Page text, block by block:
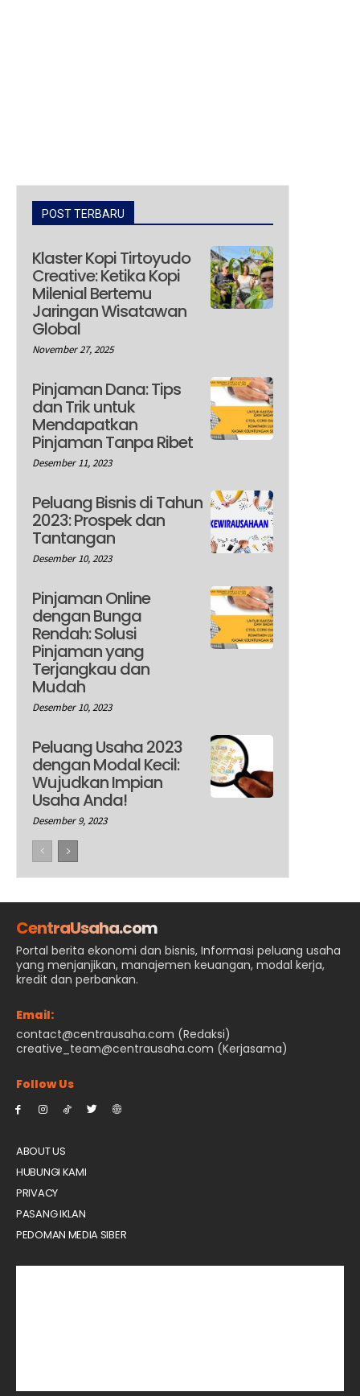
POST TERBARU
Klaster Kopi Tirtoyudo
Creative: Ketika Kopi
Milenial Bertemu
Jaringan Wisatawan
Global
November 27, 2025
Pinjaman Dana: Tips
dan Trik untuk
Mendapatkan
Pinjaman Tanpa Ribet
Desember 11, 2023
Peluang Bisnis di Tahun
2023: Prospek dan
Tantangan
Desember 10, 2023
Pinjaman Online
dengan Bunga
Rendah: Solusi
Pinjaman yang
Terjangkau dan
Mudah
Desember 10, 2023
Peluang Usaha 2023
dengan Modal Kecil:
Wujudkan Impian
Usaha Anda!
Desember 9, 2023
CentraUsaha.com
Portal berita ekonomi dan bisnis, Informasi peluang usaha
yang menjanjikan, manajemen keuangan, modal kerja,
kredit dan perbankan.
Email:
contact@centrausaha.com (Redaksi)
creative_team@centrausaha.com (Kerjasama)
Follow Us
ABOUT US
HUBUNGI KAMI
PRIVACY
PASANG IKLAN
PEDOMAN MEDIA SIBER